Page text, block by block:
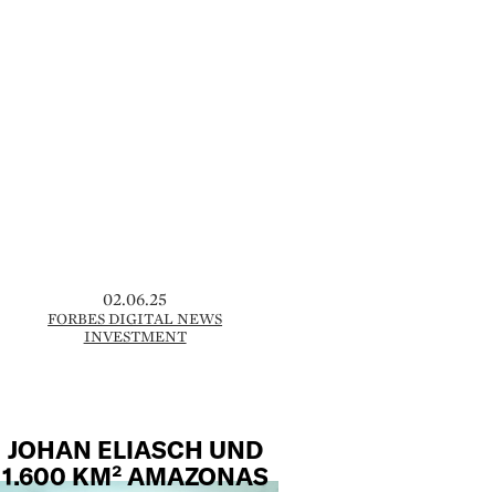
02.06.25
FORBES DIGITAL NEWS
INVESTMENT
JOHAN ELIASCH UND
1.600 KM² AMAZONAS